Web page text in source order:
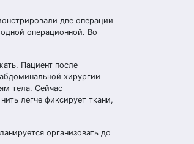
две операции
операционной. Во
Пациент после
хирургии
тела. Сейчас
легче фиксирует ткани,
организовать до